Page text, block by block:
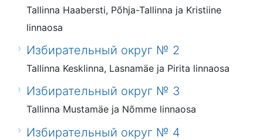
Tallinna Haabersti, Põhja-Tallinna ja Kristiine
linnaosa
Избирательный округ № 2
Tallinna Kesklinna, Lasnamäe ja Pirita linnaosa
Избирательный округ № 3
Tallinna Mustamäe ja Nõmme linnaosa
Избирательный округ № 4